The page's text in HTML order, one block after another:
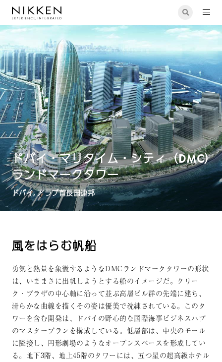
ドバイ・マリタイム・シティ（DMC）
ランドマークタワー
ドバイ, アラブ首長国連邦
風をはらむ帆船
勇気と熱量を象徴するようなDMCランドマークタワーの形状
は、いままさに出帆しようとする船のイメージだ。クリー
ク・プラザの中心軸に沿って並ぶ高層ビル群の先端に建ち、
滑らかな曲線を描くその姿は優美で洗練されている。このタ
ワーを含む開発は、ドバイの野心的な国際海事ビジネスハブ
のマスタープランを構成している。低層部は、中央のモール
に隣接し、円形劇場のようなオープンスペースを形成してい
る。地下3階、地上45階のタワーには、五つ星の超高級ホテル